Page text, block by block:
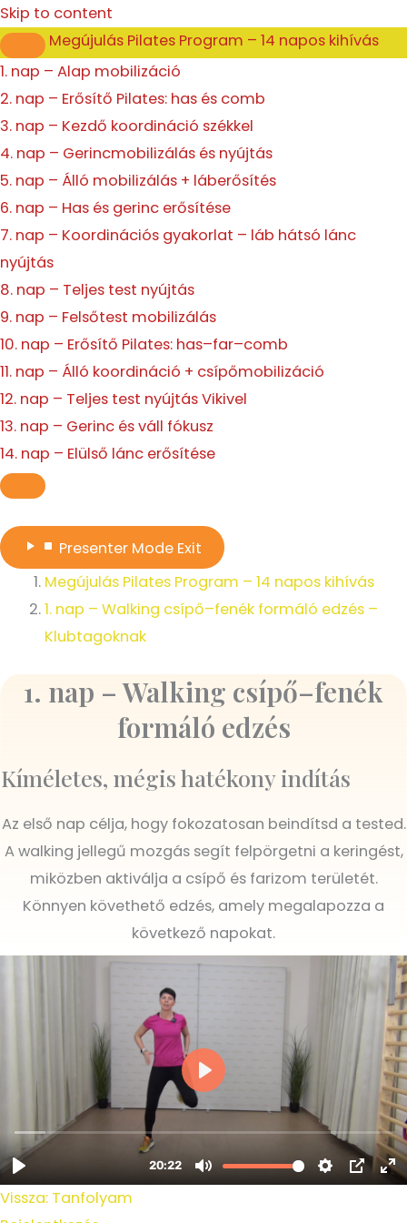
Skip to content
Megújulás Pilates Program – 14 napos kihívás
1. nap – Alap mobilizáció
2. nap – Erősítő Pilates: has és comb
3. nap – Kezdő koordináció székkel
4. nap – Gerincmobilizálás és nyújtás
5. nap – Álló mobilizálás + láberősítés
6. nap – Has és gerinc erősítése
7. nap – Koordinációs gyakorlat – láb hátsó lánc
nyújtás
8. nap – Teljes test nyújtás
9. nap – Felsőtest mobilizálás
10. nap – Erősítő Pilates: has–far–comb
11. nap – Álló koordináció + csípőmobilizáció
12. nap – Teljes test nyújtás Vikivel
13. nap – Gerinc és váll fókusz
14. nap – Elülső lánc erősítése
Enter
Presenter Mode Exit
Presenter
Mode
Megújulás Pilates Program – 14 napos kihívás
1. nap – Walking csípő–fenék formáló edzés –
Klubtagoknak
1. nap – Walking csípő–fenék
formáló edzés
Kíméletes, mégis hatékony indítás
Az első nap célja, hogy fokozatosan beindítsd a tested.
A walking jellegű mozgás segít felpörgetni a keringést,
miközben aktiválja a csípő és farizom területét.
Könnyen követhető edzés, amely megalapozza a
következő napokat.
Vissza: Tanfolyam